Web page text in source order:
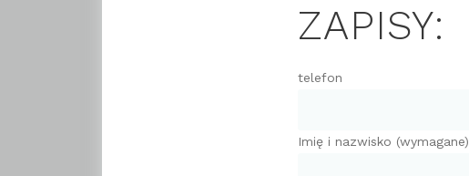
ZAPISY:
telefon
Imię i nazwisko (wymagane)